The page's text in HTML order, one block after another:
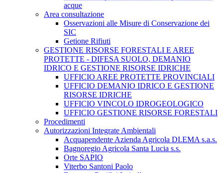
acque
Area consultazione
Osservazioni alle Misure di Conservazione dei
SIC
Getione Rifiuti
GESTIONE RISORSE FORESTALI E AREE
PROTETTE - DIFESA SUOLO, DEMANIO
IDRICO E GESTIONE RISORSE IDRICHE
UFFICIO AREE PROTETTE PROVINCIALI
UFFICIO DEMANIO IDRICO E GESTIONE
RISORSE IDRICHE
UFFICIO VINCOLO IDROGEOLOGICO
UFFICIO GESTIONE RISORSE FORESTALI
Procedimenti
Autorizzazioni Integrate Ambientali
Acquapendente Azienda Agricola DI.EMA s.a.s.
Bagnoregio Agricola Santa Lucia s.s.
Orte SAPIO
Viterbo Santoni Paolo